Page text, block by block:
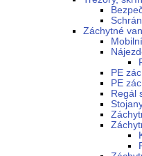
Záchytné
PE
PE
Regál